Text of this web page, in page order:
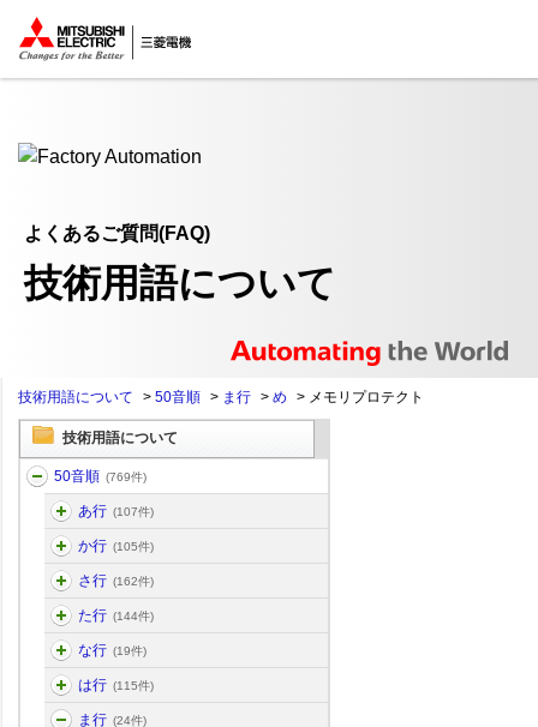
ここから本文
よくあるご質問(FAQ)
技術用語について
技術用語について > 50音順 > ま行 > め > メモリプロテクト
技術用語について
50音順 (769件)
あ行 (107件)
か行 (105件)
さ行 (162件)
た行 (144件)
な行 (19件)
は行 (115件)
ま行 (24件)